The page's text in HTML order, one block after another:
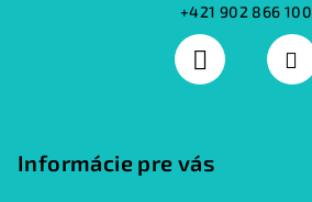
+421 902 866 100
Informácie pre vás